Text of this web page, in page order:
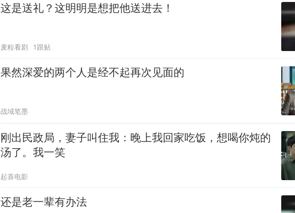
这是送礼？这明明是想把他送进去！
麦粒看剧 1跟贴
果然深爱的两个人是经不起再次见面的
战域笔墨
刚出民政局，妻子叫住我：晚上我回家吃饭，想喝你炖的
汤了。我一笑
起喜电影
还是老一辈有办法